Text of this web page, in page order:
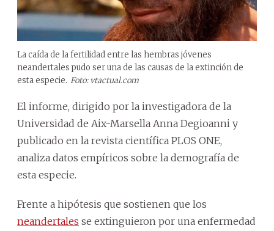
La caída de la fertilidad entre las hembras jóvenes
neandertales pudo ser una de las causas de la extinción de
esta especie. Foto: vtactual.com
El informe, dirigido por la investigadora de la
Universidad de Aix-Marsella Anna Degioanni y
publicado en la revista científica PLOS ONE,
analiza datos empíricos sobre la demografía de
esta especie.
Frente a hipótesis que sostienen que los
neandertales se extinguieron por una enfermedad